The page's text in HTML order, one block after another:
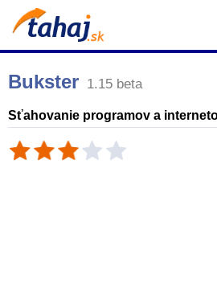
Bukster 1.15 beta
Sťahovanie programov a